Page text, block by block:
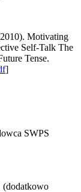
Motivating
Self-Talk The
Tense.
]
SWPS
(dodatkowo